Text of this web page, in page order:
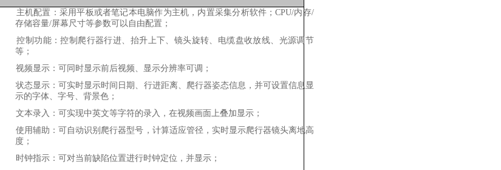
主机配置：采用平板或者笔记本电脑作为主机，内置采集分析软件；CPU/内存/
存储容量/屏幕尺寸等参数可以自由配置；
2、控制功能：控制爬行器行进、抬升上下、镜头旋转、电缆盘收放线、光源调节
等；
3、视频显示：可同时显示前后视频、显示分辨率可调；
4、状态显示：可实时显示时间日期、行进距离、爬行器姿态信息，并可设置信息显
示的字体、字号、背景色；
5、文本录入：可实现中英文等字符的录入，在视频画面上叠加显示；
6、使用辅助：可自动识别爬行器型号，计算适应管径，实时显示爬行器镜头离地高
度；
时钟指示：可对当前缺陷位置进行时钟定位，并显示；